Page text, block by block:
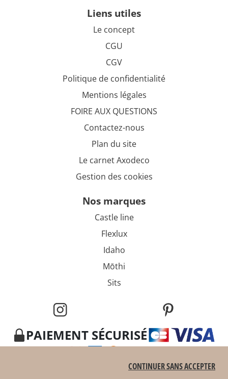
liens utiles
Le concept
CGU
CGV
Politique de confidentialité
Mentions légales
FOIRE AUX QUESTIONS
Contactez-nous
Plan du site
Le carnet Axodeco
Gestion des cookies
nos marques
Castle line
Flexlux
Idaho
Mōthi
Sits
PAIEMENT SÉCURISÉ
CONTINUER SANS ACCEPTER